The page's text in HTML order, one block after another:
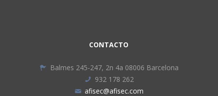
CONTACTO
Balmes 245-247, 2n 4a 08006 Barcelona
932 178 262
afisec@afisec.com